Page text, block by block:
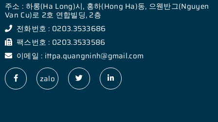
주소 : 하롱(Ha Long)시, 홍하(Hong Ha)동, 으웬반그(Nguyen
Van Cu)로 2호 연합빌딩, 2층
전화번호 : 0203.3533686
팩스번호 : 0203.3533586
이메일 : ittpa.quangninh@gmail.com
zalo